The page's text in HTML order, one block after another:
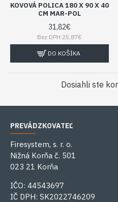
KOVOVÁ POLICA 180 X 90 X 40
CM MAR-POL
31,82€
Bez DPH:25,87€
DO KOŠÍKA
Dosiahli ste
PREVÁDZKOVATEĽ
Firesystem, s. r. o.
Nižná Korňa č. 501
023 21 Korňa
IČO: 44543697
IČ DPH: SK2022746209